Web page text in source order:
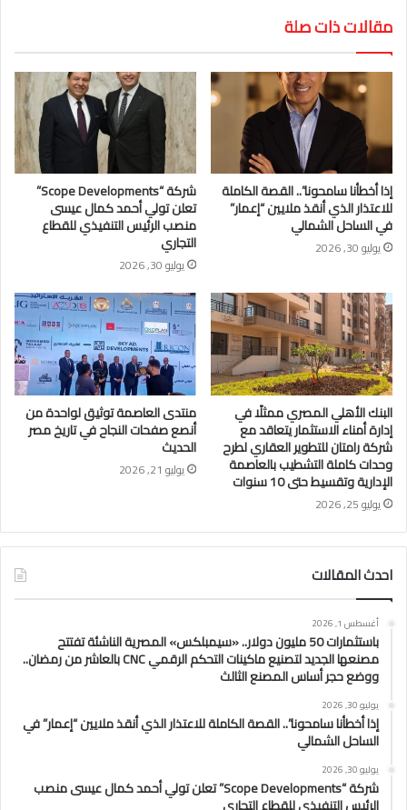
مقالات ذات صلة
إذا أخطأنا سامحونا”.. القصة الكاملة
للاعتذار الذي أنقذ ملايين “إعمار”
في الساحل الشمالي
يوليو 30, 2026
شركة “Scope Developments”
تعلن تولي أحمد كمال عيسى
منصب الرئيس التنفيذي للقطاع
التجاري
يوليو 30, 2026
البنك الأهلي المصري ممثلًا في
إدارة أمناء الاستثمار يتعاقد مع
شركة رامتان للتطوير العقاري لطرح
وحدات كاملة التشطيب بالعاصمة
الإدارية وتقسيط حتى 10 سنوات
يوليو 25, 2026
منتدى العاصمة توثيق لواحدة من
أنصع صفحات النجاح في تاريخ مصر
الحديث
يوليو 21, 2026
احدث المقالات
أغسطس 1, 2026
باستثمارات 50 مليون دولار.. «سيمبلكس» المصرية الناشئة تفتتح
مصنعها الجديد لتصنيع ماكينات التحكم الرقمي CNC بالعاشر من رمضان..
ووضع حجر أساس المصنع الثالث
يوليو 30, 2026
إذا أخطأنا سامحونا”.. القصة الكاملة للاعتذار الذي أنقذ ملايين “إعمار” في
الساحل الشمالي
يوليو 30, 2026
شركة “Scope Developments” تعلن تولي أحمد كمال عيسى منصب